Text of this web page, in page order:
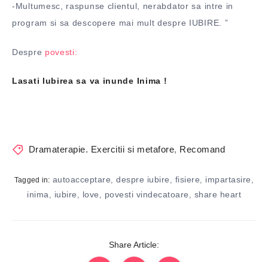
-Multumesc, raspunse clientul, nerabdator sa intre in
program si sa descopere mai mult despre IUBIRE. ”
Despre povesti:
Lasati Iubirea sa va inunde Inima !
Dramaterapie. Exercitii si metafore, Recomand
Tagged in: autoacceptare,despre iubire , fisiere, impartasire ,
inima , iubire , love , povesti vindecatoare , share heart
Share Article: